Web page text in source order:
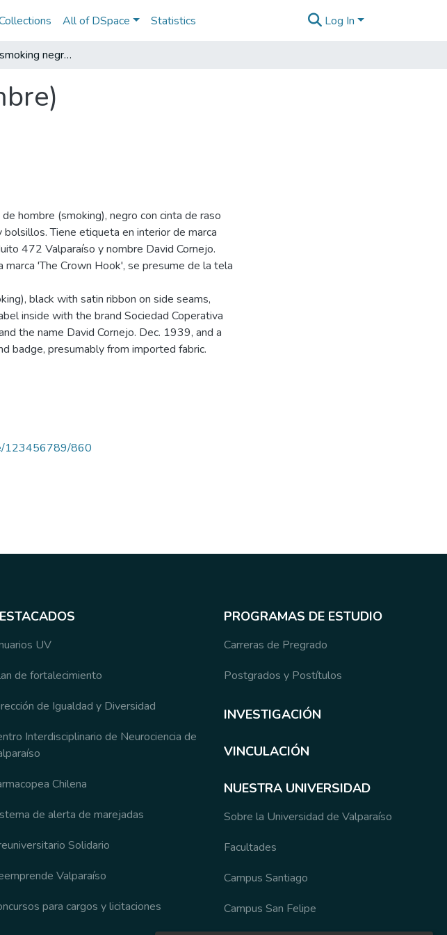
All of DSpace Statistics Log In
Pantalón de smoking negro (hombre)
hombre (smoking), negro con cinta de raso
Tiene etiqueta en interior de marca
472 Valparaíso y nombre David Cornejo.
'The Crown Hook', se presume de la tela
black with satin ribbon on side seams,
inside with the brand Sociedad Coperativa
the name David Cornejo. Dec. 1939, and a
badge, presumably from imported fabric.
123456789/860
UV
de fortalecimiento
de Igualdad y Diversidad
Interdisciplinario de Neurociencia de
Chilena
de alerta de marejadas
Solidario
Valparaíso
para cargos y licitaciones
PROGRAMAS DE ESTUDIO
Carreras de Pregrado
Postgrados y Postítulos
INVESTIGACIÓN
VINCULACIÓN
NUESTRA UNIVERSIDAD
Sobre la Universidad de Valparaíso
Facultades
Campus Santiago
Campus San Felipe